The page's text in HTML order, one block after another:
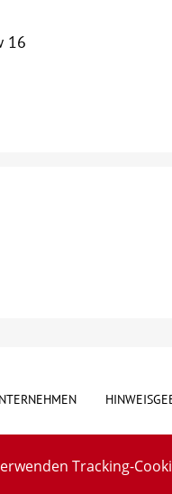
Tracking-
16